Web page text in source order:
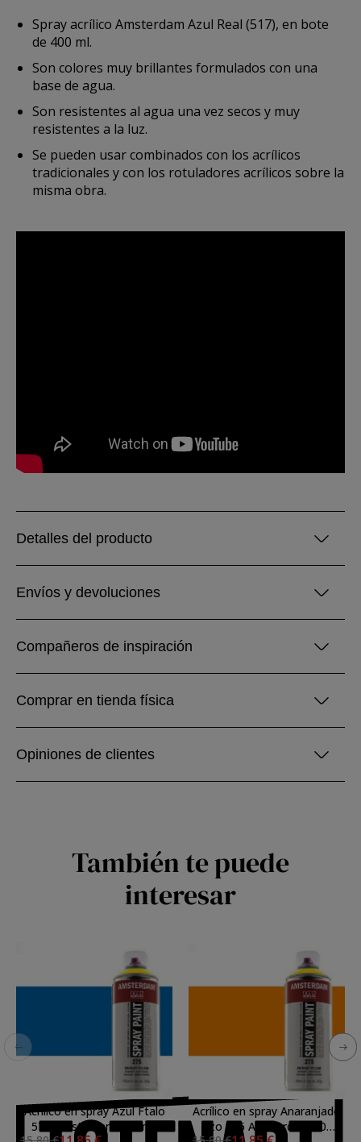
Spray acrílico Amsterdam Azul Real (517), en bote
de 400 ml.
Son colores muy brillantes formulados con una
base de agua.
Son resistentes al agua una vez secos y muy
resistentes a la luz.
Se pueden usar combinados con los acrílicos
tradicionales y con los rotuladores acrílicos sobre la
misma obra.
Detalles del producto
Envíos y devoluciones
Compañeros de inspiración
Comprar en tienda física
Opiniones de clientes
También te puede
interesar
Acrílico en spray Azul Ftalo
570 Amsterdam 400 ml.
Acrílico en spray Anaranjado
Azo 276 Amsterdam 400